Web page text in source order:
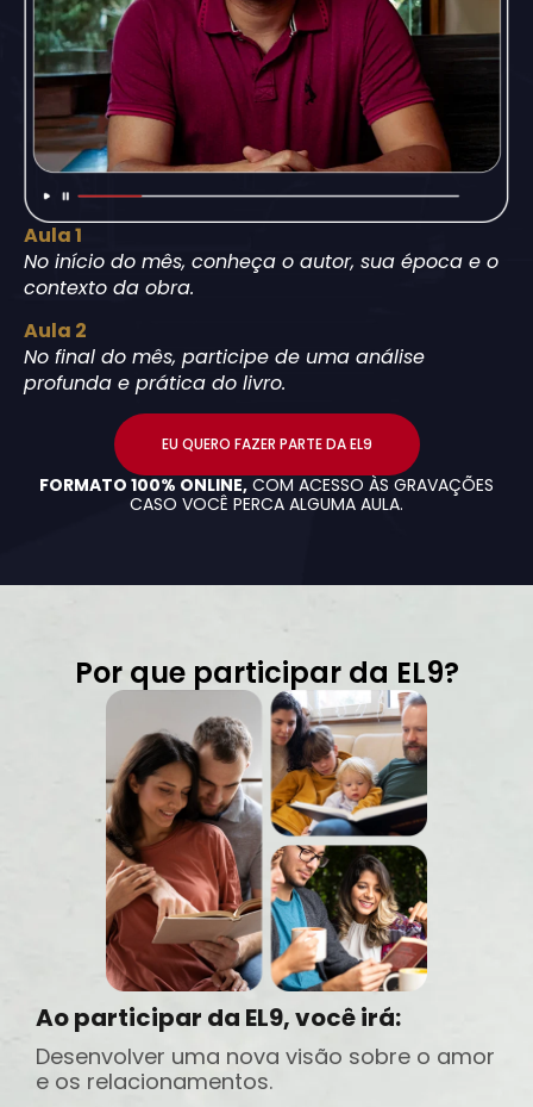
Aula 1
No início do mês, conheça o autor, sua época e o
contexto da obra.
Aula 2
No final do mês, participe de uma análise
profunda e prática do livro.
EU QUERO FAZER PARTE DA EL9
FORMATO 100% ONLINE, COM ACESSO ÀS GRAVAÇÕES
CASO VOCÊ PERCA ALGUMA AULA.
Por que participar da EL9?
Ao participar da EL9, você irá:
Desenvolver uma nova visão sobre o amor
e os relacionamentos.